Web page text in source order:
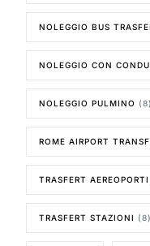
NOLEGGIO BUS
NOLEGGIO CON
NOLEGGIO PULMINO (8)
ROME AIRPORT
TRASFERT AEREOPORTI
TRASFERT STAZIONI (8)